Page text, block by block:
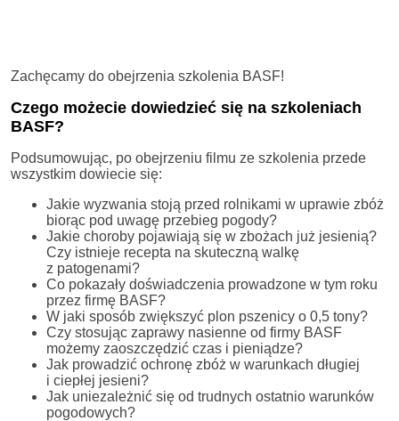
Zachęcamy do obejrzenia szkolenia BASF!
Czego możecie dowiedzieć się na szkoleniach
BASF?
Podsumowując, po obejrzeniu filmu ze szkolenia przede
wszystkim dowiecie się:
Jakie wyzwania stoją przed rolnikami w uprawie zbóż
biorąc pod uwagę przebieg pogody?
Jakie choroby pojawiają się w zbożach już jesienią?
Czy istnieje recepta na skuteczną walkę
z patogenami?
Co pokazały doświadczenia prowadzone w tym roku
przez firmę BASF?
W jaki sposób zwiększyć plon pszenicy o 0,5 tony?
Czy stosując zaprawy nasienne od firmy BASF
możemy zaoszczędzić czas i pieniądze?
Jak prowadzić ochronę zbóż w warunkach długiej
i ciepłej jesieni?
Jak uniezależnić się od trudnych ostatnio warunków
pogodowych?